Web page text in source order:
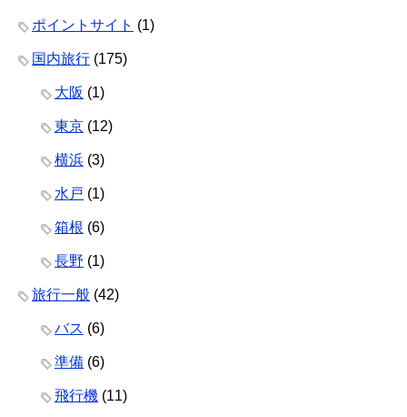
ポイントサイト (1)
国内旅行 (175)
大阪 (1)
東京 (12)
横浜 (3)
水戸 (1)
箱根 (6)
長野 (1)
旅行一般 (42)
バス (6)
準備 (6)
飛行機 (11)